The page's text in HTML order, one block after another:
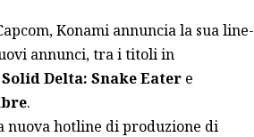
Konami annuncia la sua line-
annunci, tra i titoli in
Delta: Snake Eatere
.
hotline di produzione di